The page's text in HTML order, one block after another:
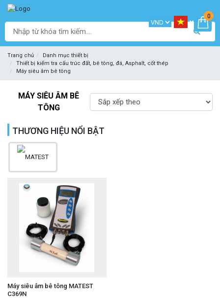
0
Trang chủ
Danh mục thiết bị
Thiết bị kiểm tra cấu trúc đất, bê tông, đá, Asphalt, cốt thép
Máy siêu âm bê tông
MÁY SIÊU ÂM BÊ
TÔNG
THƯƠNG HIỆU NỔI BẬT
Máy siêu âm bê tông MATEST
C369N